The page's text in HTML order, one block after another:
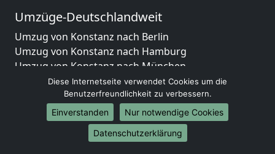
Umzüge-Deutschlandweit
Umzug von Konstanz nach Berlin
Umzug von Konstanz nach Hamburg
Umzug von Konstanz nach München
Umzug von Konstanz nach Köln
Umzug von Konstanz nach Frankfurt am Main
Umzug von Konstanz nach Stuttgart
Umzug von Konstanz nach Düsseldorf
Umzug von Konstanz nach Leipzig
Diese Internetseite verwendet Cookies um die
Benutzerfreundlichkeit zu verbessern.
Einverstanden
Nur notwendige Cookies
Datenschutzerklärung